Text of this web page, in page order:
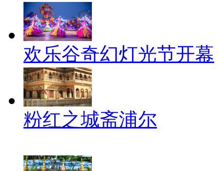
欢乐谷奇幻灯光节开幕
粉红之城斋浦尔